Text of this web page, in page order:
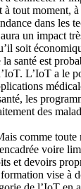
à tout moment,
dans les
un impact
soit
santé est
L’IoT a le
les
des
comme
voire
et devoirs
vise à